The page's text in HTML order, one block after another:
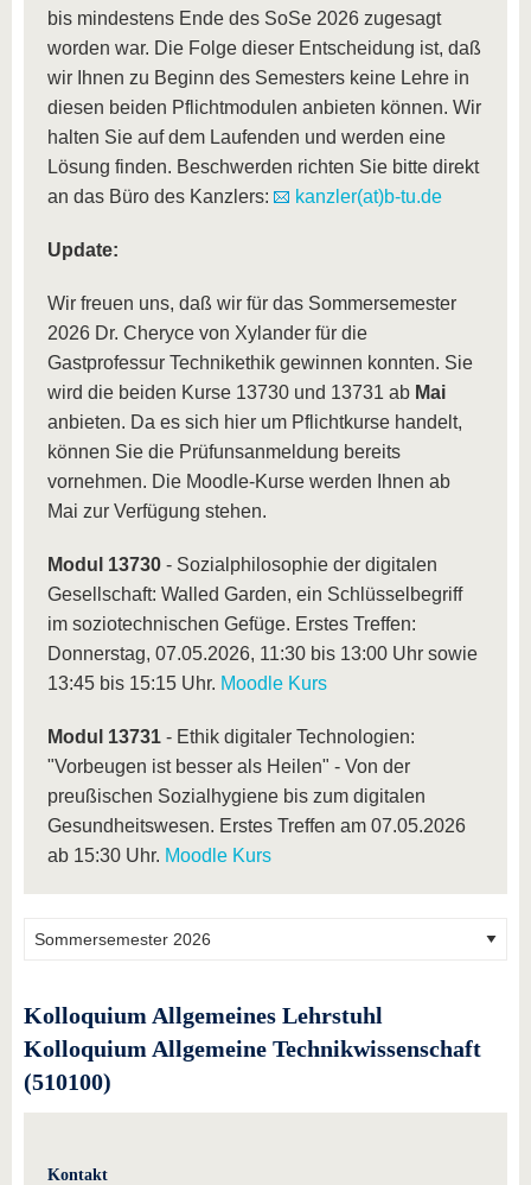
bis mindestens Ende des SoSe 2026 zugesagt
worden war. Die Folge dieser Entscheidung ist, daß
wir Ihnen zu Beginn des Semesters keine Lehre in
diesen beiden Pflichtmodulen anbieten können. Wir
halten Sie auf dem Laufenden und werden eine
Lösung finden. Beschwerden richten Sie bitte direkt
an das Büro des Kanzlers:
kanzler(at)b-tu.de
Update:
Wir freuen uns, daß wir für das Sommersemester
2026 Dr. Cheryce von Xylander für die
Gastprofessur Technikethik gewinnen konnten. Sie
wird die beiden Kurse 13730 und 13731 ab Mai
anbieten. Da es sich hier um Pflichtkurse handelt,
können Sie die Prüfunsanmeldung bereits
vornehmen. Die Moodle-Kurse werden Ihnen ab
Mai zur Verfügung stehen.
Modul 13730 - Sozialphilosophie der digitalen
Gesellschaft: Walled Garden, ein Schlüsselbegriff
im soziotechnischen Gefüge. Erstes Treffen:
Donnerstag, 07.05.2026, 11:30 bis 13:00 Uhr sowie
13:45 bis 15:15 Uhr. Moodle Kurs
Modul 13731 - Ethik digitaler Technologien:
"Vorbeugen ist besser als Heilen" - Von der
preußischen Sozialhygiene bis zum digitalen
Gesundheitswesen. Erstes Treffen am 07.05.2026
ab 15:30 Uhr. Moodle Kurs
Kolloquium Allgemeines Lehrstuhl
Kolloquium Allgemeine Technikwissenschaft
(510100)
Kontakt